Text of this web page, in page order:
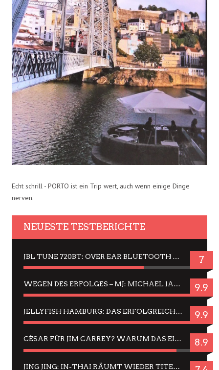
Echt schrill - PORTO ist ein Trip wert, auch wenn einige Dinge
nerven.
NEUESTE TESTBERICHTE
JBL TUNE 720BT: OVER EAR BLUETOOTH KOPFHÖRER UM DIE 50,-€ IM DAUER-TEST 7
WEGEN DES ERFOLGES – MJ: MICHAEL JACKSON MUSICAL IN EINER MATINEE SEHEN 9.9
JELLYFISH HAMBURG: DAS ERFOLGREICHE SOMMER-MENÜ 2025 IN GEFÜHLEN UND BILDERN 9.9
CÉSAR FÜR JIM CARREY? WARUM DAS EINER DER NERVIGSTEN ACTORS IST UND BLEIBT 8.9
JING JING: IN-THAI RÄUMT WIEDER TITEL AB – EIN ZWEI-STUNDEN-ERLEBNISBERICHT